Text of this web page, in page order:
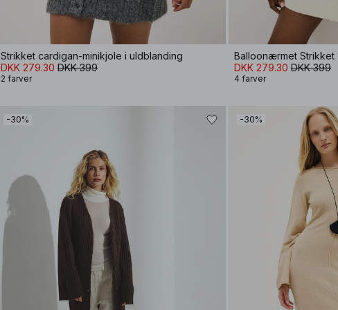
Strikket cardigan-minikjole i uldblanding
DKK 279.30 DKK 399
2 farver
Balloonærmet Strikket
DKK 279.30 DKK 399
4 farver
-30% -30%